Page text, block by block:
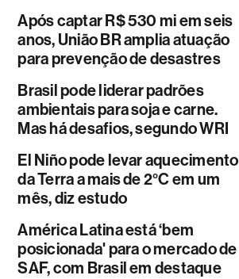
Após captar R$ 530 mi em seis
anos, União BR amplia atuação
para prevenção de desastres
Brasil pode liderar padrões
ambientais para soja e carne.
Mas há desafios, segundo WRI
El Niño pode levar aquecimento
da Terra a mais de 2°C em um
mês, diz estudo
América Latina está ‘bem
posicionada' para o mercado de
SAF, com Brasil em destaque